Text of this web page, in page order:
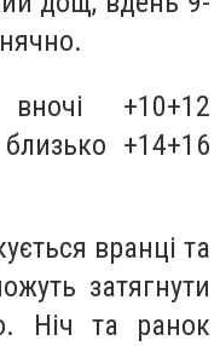
вночі +10+12
+14+16
вранці та
затягнути
Ніч та ранок